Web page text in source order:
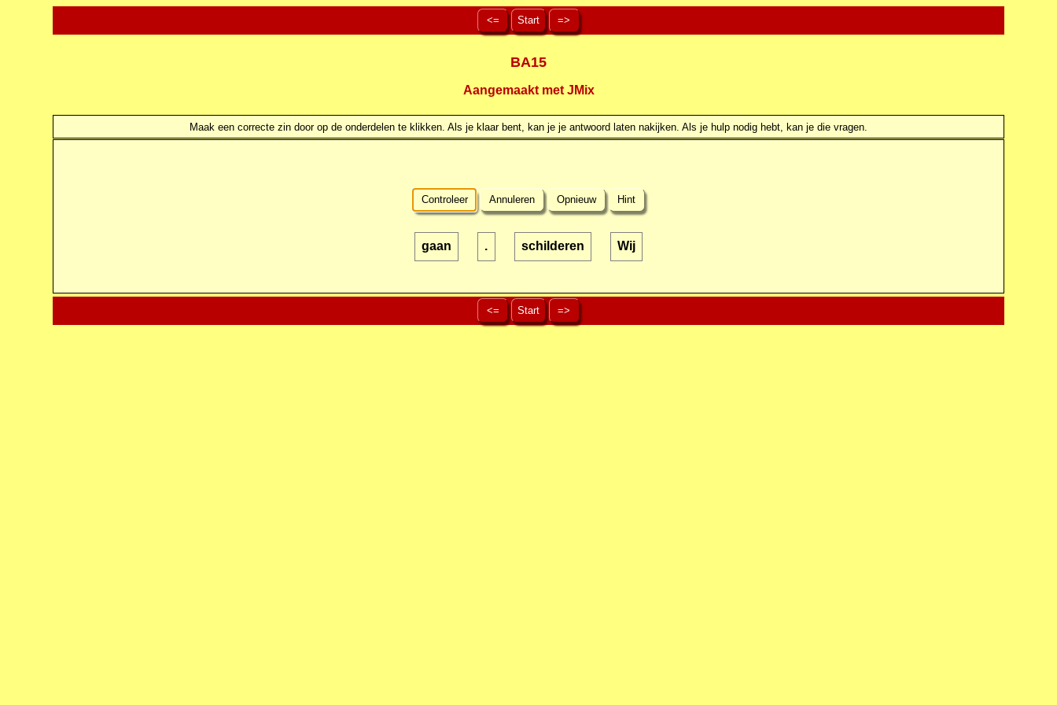
<= Start =>
BA15
Aangemaakt met JMix
Maak een correcte zin door op de onderdelen te klikken. Als je klaar bent, kan je je antwoord laten nakijken. Als je hulp nodig hebt, kan je die vragen.
Controleer Annuleren Opnieuw Hint
gaan . schilderen Wij
<= Start =>